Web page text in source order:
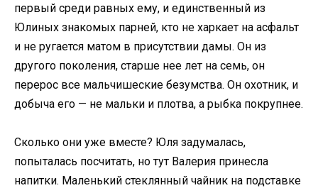
первый среди равных ему, и единственный из
Юлиных знакомых парней, кто не харкает на асфальт
и не ругается матом в присутствии дамы. Он из
другого поколения, старше нее лет на семь, он
перерос все мальчишеские безумства. Он охотник, и
добыча его — не мальки и плотва, а рыбка покрупнее.
Сколько они уже вместе? Юля задумалась,
попыталась посчитать, но тут Валерия принесла
напитки. Маленький стеклянный чайник на подставке